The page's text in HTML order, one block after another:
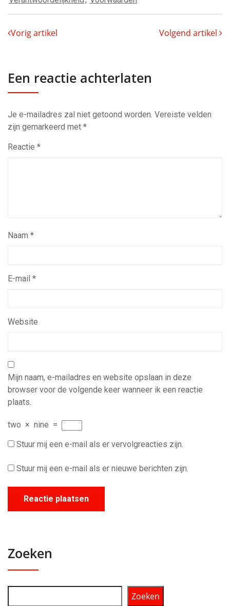
Vorig artikel Volgend artikel
Een reactie achterlaten
Je e-mailadres zal niet getoond worden. Vereiste velden
zijn gemarkeerd met *
Reactie *
Naam *
E-mail *
Website
Mijn naam, e-mailadres en website opslaan in deze
browser voor de volgende keer wanneer ik een reactie
plaats.
two × nine =
Stuur mij een e-mail als er vervolgreacties zijn.
Stuur mij een e-mail als er nieuwe berichten zijn.
Zoeken
Zoeken